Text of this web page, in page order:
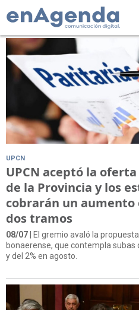
Tag: UPCN
UPCN
UPCN aceptó la
de la Provincia y los
cobrarán un aumento
dos tramos
08/07 | El gremio avaló la
bonaerense, que contempla subas
y del 2% en agosto.